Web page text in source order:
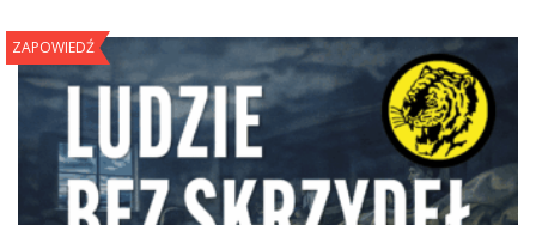
ZAPOWIEDŹ